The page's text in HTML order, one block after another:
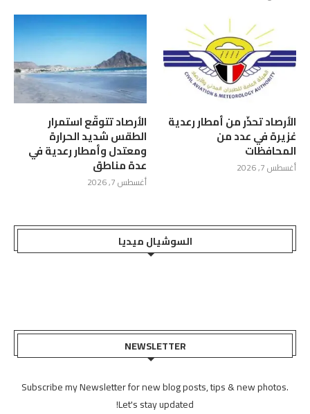
الأرصاد تحذّر من أمطار رعدية
غزيرة في عدد من
المحافظات
أغسطس 7, 2026
الأرصاد تتوقّع استمرار
الطقس شديد الحرارة
ومعتدل وأمطار رعدية في
عدة مناطق
أغسطس 7, 2026
السوشيال ميديا
NEWSLETTER
Subscribe my Newsletter for new blog posts, tips & new photos.
Let's stay updated!